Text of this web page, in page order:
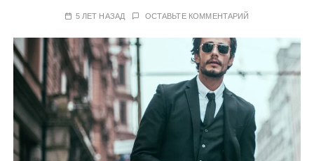
5 ЛЕТ НАЗАД ОСТАВЬТЕ КОММЕНТАРИЙ